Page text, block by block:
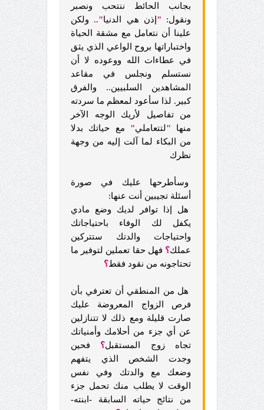
بجانب الحائط ننتحب ونصبر
ونقول: " إذن هي الدنيا"..ولكن
علينا أن نتعامل مع مشقة الحياة
واختباراتها بروح الواعي الذي يثق
في عطاءات الله ووعوده لا أن
نستسلم ونجلس في مقاعد
المشاهدين السلبيين.. والفرق
كبير. لذا سأعود لمعظم ما سردته
من تفاصيل لأريك الوجه الآخر
منها "لتتعاملي" مع حياتك بدلا
من البكاء لما آلت إليه من وجهة
نظرك
وسأطرحها عليك في صورة
أسئلة تجيبين أنت عنها:
هل إذا توافر لديك وضع مادي
يكفل لك الوفاء باحتياجاتك
واحتياجات والدتك ستتركين
عملك؟ فهل حقا تعملين لتوفير ما
تحتاجونه من نقود فقط؟
هل من المنطقي أن تعترفي بأن
فرص الزواج المعروضة عليك
صارت قليلة ومع ذلك لا تتنازلين
عن أي جزء من أحلامك وأمنياتك
تجاه زوج المستقبل؟ فحين
وجدت الشخص الذي يتفهم
وضعك مع والدتك وفي نفس
الوقت لا يطلب منك تحمل جزء
من نتائج حياته السابقة -ابنته-